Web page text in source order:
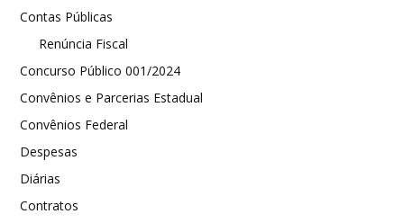
Contas Públicas
Renúncia Fiscal
Concurso Público 001/2024
Convênios e Parcerias Estadual
Convênios Federal
Despesas
Diárias
Contratos